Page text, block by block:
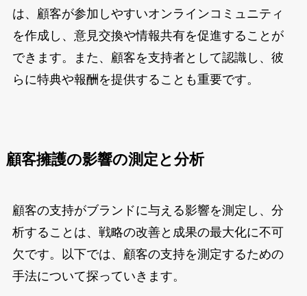
は、顧客が参加しやすいオンラインコミュニティ
を作成し、意見交換や情報共有を促進することが
できます。また、顧客を支持者として認識し、彼
らに特典や報酬を提供することも重要です。
顧客擁護の影響の測定と分析
顧客の支持がブランドに与える影響を測定し、分
析することは、戦略の改善と成果の最大化に不可
欠です。以下では、顧客の支持を測定するための
手法について探っていきます。